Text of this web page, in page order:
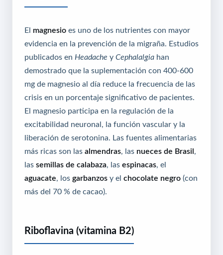
El magnesio es uno de los nutrientes con mayor
evidencia en la prevención de la migraña. Estudios
publicados en Headache y Cephalalgia han
demostrado que la suplementación con 400-600
mg de magnesio al día reduce la frecuencia de las
crisis en un porcentaje significativo de pacientes.
El magnesio participa en la regulación de la
excitabilidad neuronal, la función vascular y la
liberación de serotonina. Las fuentes alimentarias
más ricas son las almendras, las nueces de Brasil,
las semillas de calabaza, las espinacas, el
aguacate, los garbanzos y el chocolate negro (con
más del 70 % de cacao).
Riboflavina (vitamina B2)